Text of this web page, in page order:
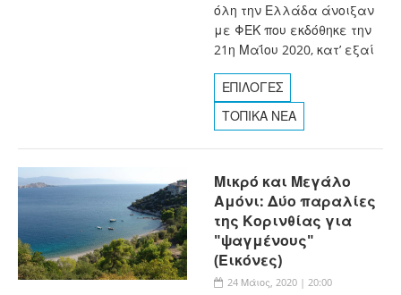
όλη την Ελλάδα άνοιξαν
με ΦΕΚ που εκδόθηκε την
21η Μαΐου 2020, κατ’ εξαί
ΕΠΙΛΟΓΕΣ
ΤΟΠΙΚΑ ΝΕΑ
Μικρό και Μεγάλο
Αμόνι: Δύο παραλίες
της Κορινθίας για
"ψαγμένους"
(Εικόνες)
24 Μάιος, 2020 | 20:00